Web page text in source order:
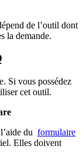
de l’outil dont
la demande.
Si vous possédez
cet outil.
du formulaire
Elles doivent